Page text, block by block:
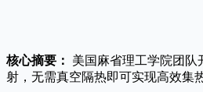
核心摘要： 美国麻省理工学院团队
射，无需真空隔热即可实现高效集